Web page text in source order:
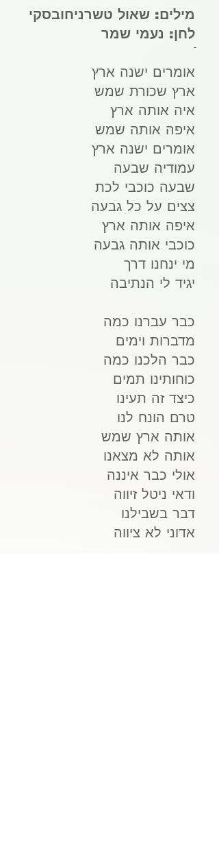
מילים: שאול טשרניחובסקי
לחן: נעמי שמר
אומרים ישנה ארץ
ארץ שכורת שמש
איה אותה ארץ
איפה אותה שמש
אומרים ישנה ארץ
עמודיה שבעה
שבעה כוכבי לכת
צצים על כל גבעה
איפה אותה ארץ
כוכבי אותה גבעה
מי ינחנו דרך
יגיד לי הנתיבה
כבר עברנו כמה
מדברות וימים
כבר הלכנו כמה
כוחותינו תמים
כיצד זה תעינו
טרם הונח לנו
אותה ארץ שמש
אותה לא מצאנו
אולי כבר איננה
ודאי ניטל זיווה
דבר בשבילנו
אדוני לא ציווה